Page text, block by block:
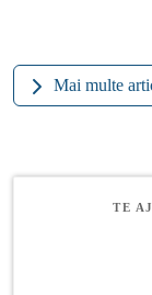
Mai multe
TE